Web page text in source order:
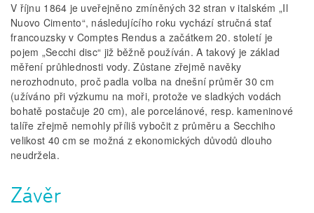
V říjnu 1864 je uveřejněno zmíněných 32 stran v italském „Il
Nuovo Cimento“, následujícího roku vychází stručná stať
francouzsky v Comptes Rendus a začátkem 20. století je
pojem „Secchi disc“ již běžně používán. A takový je základ
měření průhlednosti vody. Zůstane zřejmě navěky
nerozhodnuto, proč padla volba na dnešní průměr 30 cm
(užíváno při výzkumu na moři, protože ve sladkých vodách
bohatě postačuje 20 cm), ale porcelánové, resp. kameninové
talíře zřejmě nemohly příliš vybočit z průměru a Secchiho
velikost 40 cm se možná z ekonomických důvodů dlouho
neudržela.
Závěr